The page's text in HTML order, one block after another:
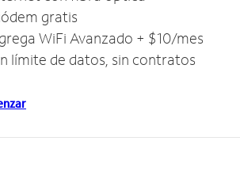
gratis
WiFi Avanzado + $10/mes
límite de datos, sin contratos